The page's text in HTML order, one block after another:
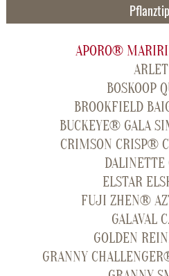
APORO® MARIRI
ARLET
BOSKOOP
BROOKFIELD
BUCKEYE® GALA
CRIMSON CRISP®
DALINETTE
ELSTAR
FUJI ZHEN®
GALAVAL
GOLDEN
GRANNY